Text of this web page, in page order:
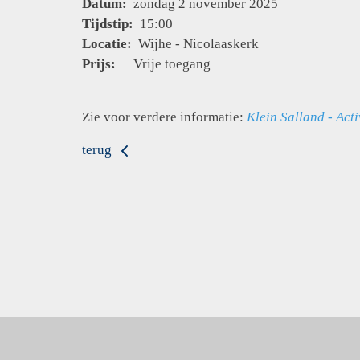
Datum: zondag 2 november 2025
Tijdstip: 15:00
Locatie: Wijhe - Nicolaaskerk
Prijs:
Vrije toegang
Zie voor verdere informatie: Klein Salland -
terug